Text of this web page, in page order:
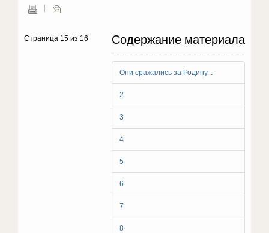
Содержание материала
Они сражались за Родину...
2
3
4
5
6
7
8
Страница 15 из 16